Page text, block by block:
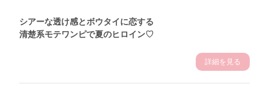
シアーな透け感とボウタイに恋する
清楚系モテワンピで夏のヒロイン♡
詳細を見る